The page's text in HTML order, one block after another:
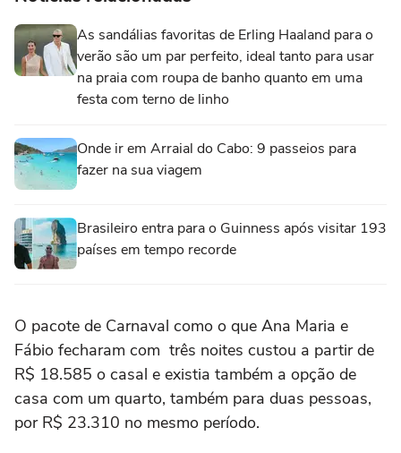
As sandálias favoritas de Erling Haaland para o
verão são um par perfeito, ideal tanto para usar
na praia com roupa de banho quanto em uma
festa com terno de linho
Onde ir em Arraial do Cabo: 9 passeios para
fazer na sua viagem
Brasileiro entra para o Guinness após visitar 193
países em tempo recorde
O pacote de Carnaval como o que Ana Maria e
Fábio fecharam com três noites custou a partir de
R$ 18.585 o casal e existia também a opção de
casa com um quarto, também para duas pessoas,
por R$ 23.310 no mesmo período.